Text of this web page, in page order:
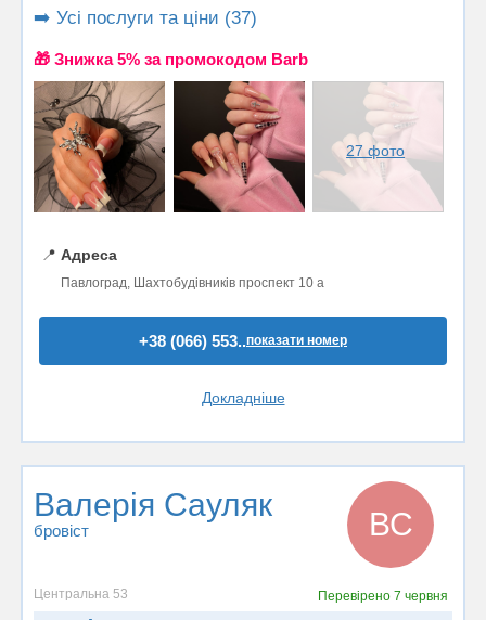
➡️ Усі послуги та ціни (37)
🎁 Знижка 5% за промокодом Barb
27 фото
📍 Адреса
Павлоград, Шахтобудівників проспект 10 а
+38 (066) 553..показати номер
Докладніше
Валерія Сауляк
бровіст ВС
Центральна 53 Перевірено 7 червня